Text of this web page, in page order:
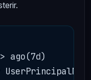
ago(7d)